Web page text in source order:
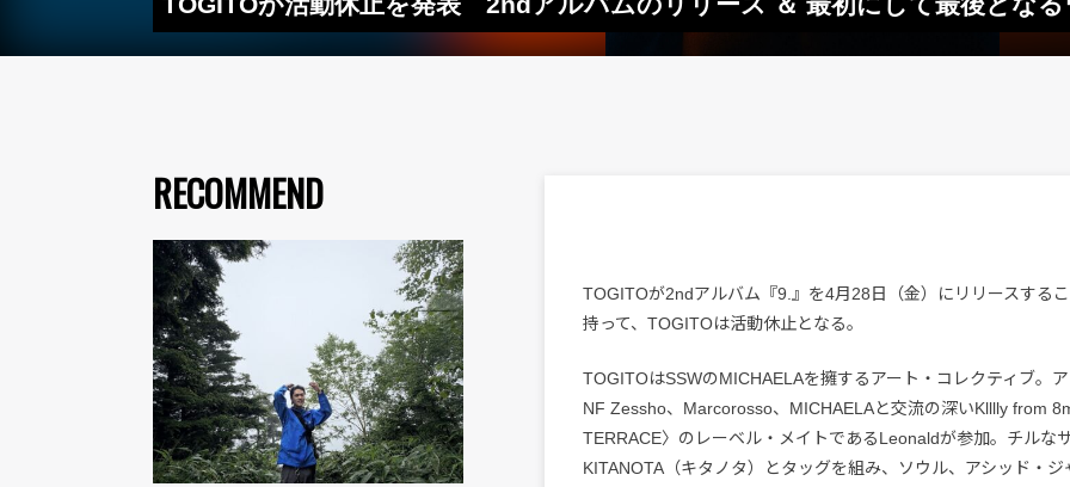
RECOMMEND
TOGITOが2ndアルバム『9.』を4月28日（金）にリリースする
持って、TOGITOは活動休止となる。
TOGITOはSSWのMICHAELAを擁するアート・コレクティブ。
NF Zessho、Marcorosso、MICHAELAと交流の深いKlllly from
TERRACE〉のレーベル・メイトであるLeonaldが参加。チルな
KITANOTA（キタノタ）とタッグを組み、ソウル、アシッド・ジ